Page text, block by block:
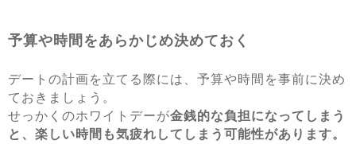
予算や時間をあらかじめ決めておく
デートの計画を立てる際には、予算や時間を事前に決め
ておきましょう。
せっかくのホワイトデーが金銭的な負担になってしまう
と、楽しい時間も気疲れしてしまう可能性があります。